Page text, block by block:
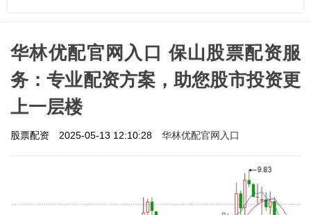
华林优配官网入口 保山股票配资服
务：专业配资方案，助您股市投资更
上一层楼
股票配资 2025-05-13 12:10:28 华林优配官网入口